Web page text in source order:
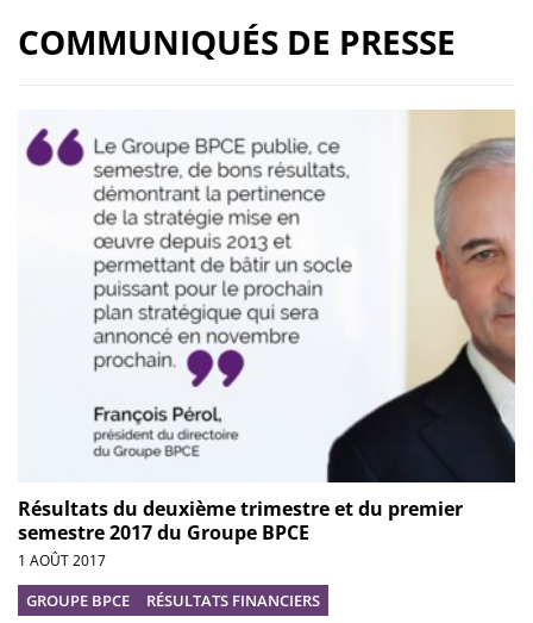
COMMUNIQUÉS DE PRESSE
Résultats du deuxième trimestre et du premier
semestre 2017 du Groupe BPCE
1 AOÛT 2017
GROUPE BPCE RÉSULTATS FINANCIERS